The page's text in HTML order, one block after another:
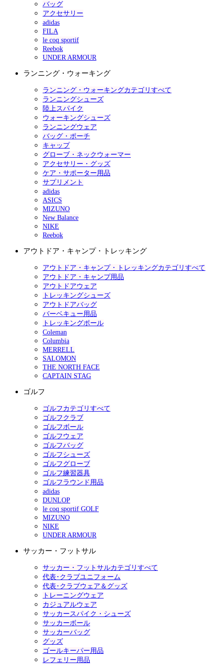
バッグ
アクセサリー
adidas
FILA
le coq sportif
Reebok
UNDER ARMOUR
ランニング・ウォーキング
ランニング・ウォーキングカテゴリすべて
ランニングシューズ
陸上スパイク
ウォーキングシューズ
ランニングウェア
バッグ・ポーチ
キャップ
グローブ・ネックウォーマー
アクセサリー・グッズ
ケア・サポーター用品
サプリメント
adidas
ASICS
MIZUNO
New Balance
NIKE
Reebok
アウトドア・キャンプ・トレッキング
アウトドア・キャンプ・トレッキングカテゴリすべて
アウトドア・キャンプ用品
アウトドアウェア
トレッキングシューズ
アウトドアバッグ
バーベキュー用品
トレッキングポール
Coleman
Columbia
MERRELL
SALOMON
THE NORTH FACE
CAPTAIN STAG
ゴルフ
ゴルフカテゴリすべて
ゴルフクラブ
ゴルフボール
ゴルフウェア
ゴルフバッグ
ゴルフシューズ
ゴルフグローブ
ゴルフ練習器具
ゴルフラウンド用品
adidas
DUNLOP
le coq sportif GOLF
MIZUNO
NIKE
UNDER ARMOUR
サッカー・フットサル
サッカー・フットサルカテゴリすべて
代表･クラブユニフォーム
代表･クラブウェア＆グッズ
トレーニングウェア
カジュアルウェア
サッカースパイク・シューズ
サッカーボール
サッカーバッグ
グッズ
ゴールキーパー用品
レフェリー用品